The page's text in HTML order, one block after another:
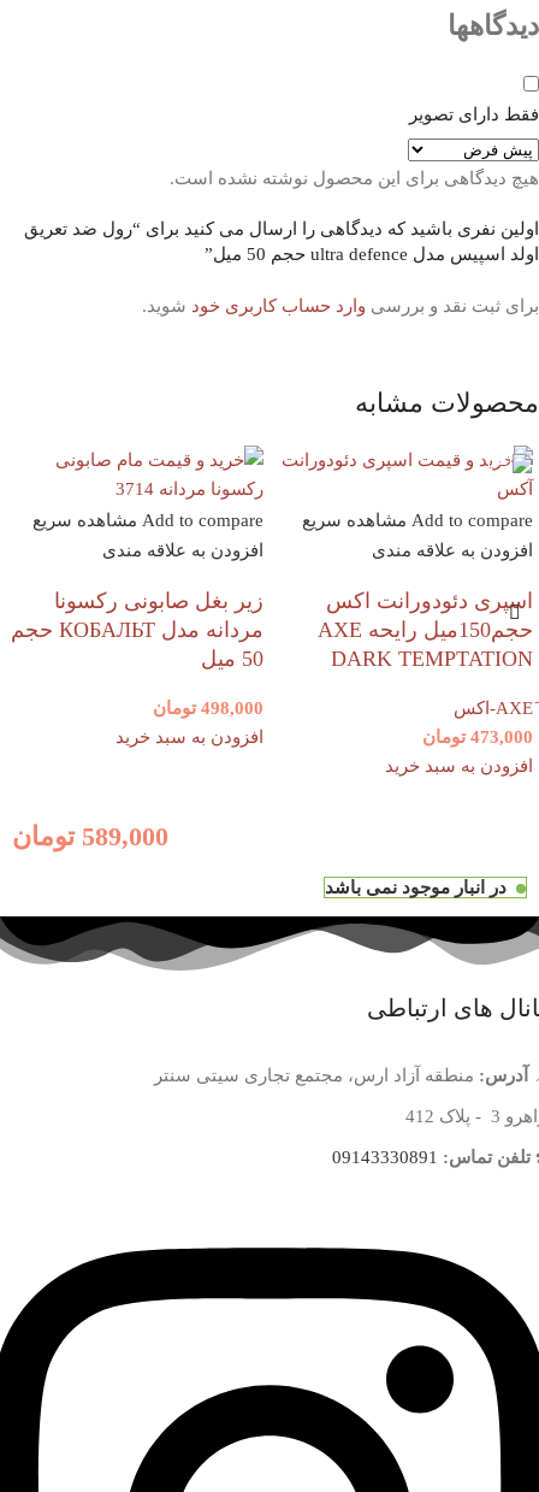
دیدگاهها
فقط دارای تصویر
هیچ دیدگاهی برای این محصول نوشته نشده است.
اولین نفری باشید که دیدگاهی را ارسال می کنید برای “رول ضد تعریق
اولد اسپیس مدل ultra defence حجم 50 میل”
برای ثبت نقد و بررسی وارد حساب کاربری خود شوید.
محصولات مشابه
Add to compare مشاهده سریع
افزودن به علاقه مندی
اسپری دئودورانت اکس
حجم150میل رایحه AXE
DARK TEMPTATION
473,000 تومان
افزودن به سبد خرید
Add to compare مشاهده سریع
افزودن به علاقه مندی
زیر بغل صابونی رکسونا
مردانه مدل КОБАЛЬТ حجم
50 میل
498,000 تومان
افزودن به سبد خرید
589,000 تومان
در انبار موجود نمی باشد
های ارتباطی
آدرس: منطقه آزاد ارس، مجتمع تجاری سیتی سنتر
3 - پلاک 412
تلفن تماس: 09143330891